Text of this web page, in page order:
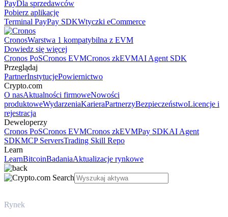
PayDla sprzedawców
Pobierz aplikację
Terminal PayPay SDKWtyczki eCommerce
CronosWarstwa 1 kompatybilna z EVM
Dowiedz się więcej
Cronos PoSCronos EVMCronos zkEVMAI Agent SDK
Przeglądaj
PartnerInstytucjePowiernictwo
Crypto.com
O nasAktualności firmoweNowości
produktoweWydarzeniaKarieraPartnerzyBezpieczeństwoLicencje i
rejestracja
Deweloperzy
Cronos PoSCronos EVMCronos zkEVMPay SDKAI Agent
SDKMCP ServersTrading Skill Repo
Learn
LearnBitcoinBadaniaAktualizacje rynkowe
Rynek